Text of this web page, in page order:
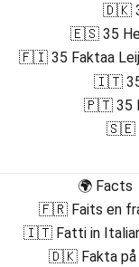
🇩🇰
🇪🇸 35
🇫🇮 35 Faktaa
🇮🇹 35
🇵🇹 35
🇸🇪
🌍 Facts
🇫🇷 Faits en
🇮🇹 Fatti in
🇩🇰 Fakta på